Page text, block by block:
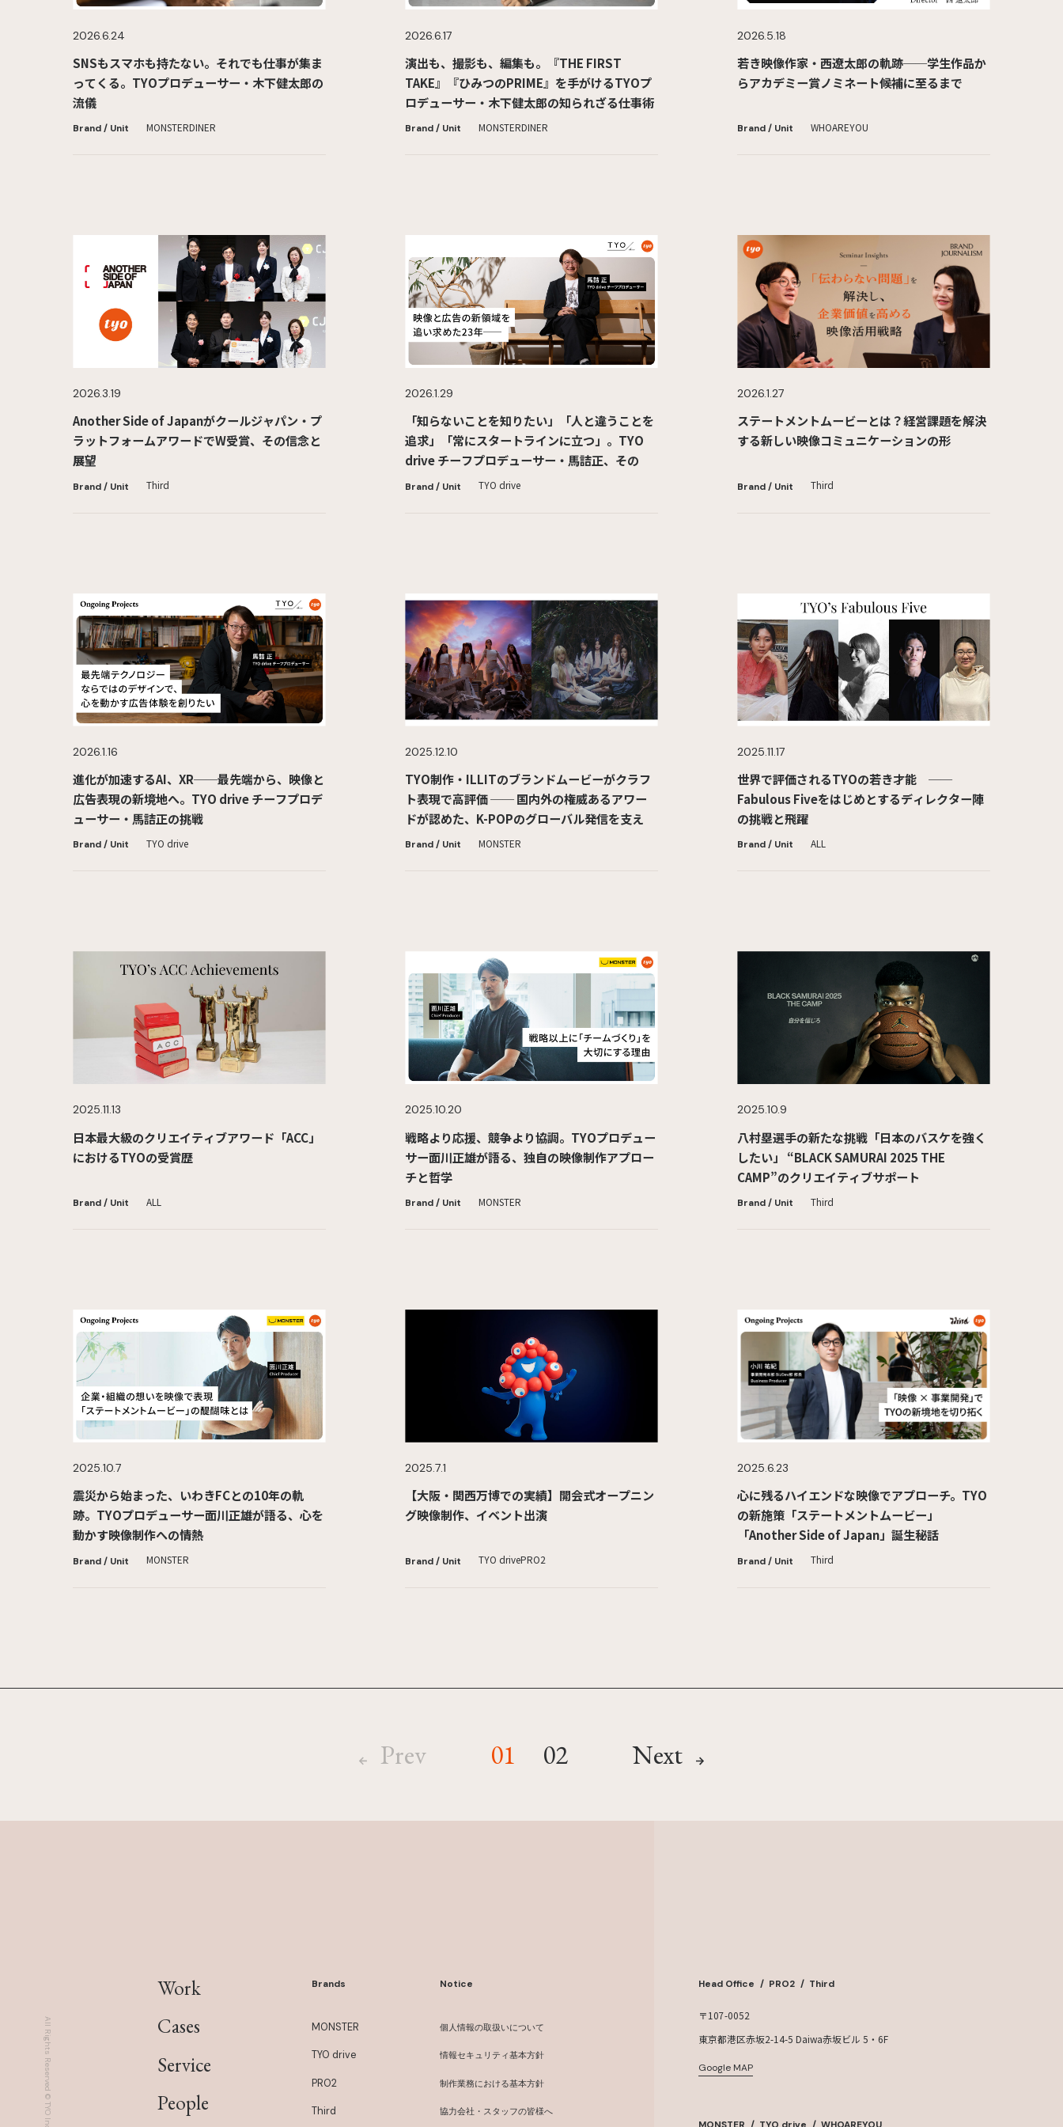
2026.6.24
SNSもスマホも持たない。それでも仕事が集ま
ってくる。TYOプロデューサー・木下健太郎の
流儀
Brand / Unit MONSTERDINER
2026.6.17
演出も、撮影も、編集も。『THE FIRST
TAKE』『ひみつのPRIME』を手がけるTYOプ
ロデューサー・木下健太郎の知られざる仕事術
Brand / Unit MONSTERDINER
2026.5.18
若き映像作家・西遼太郎の軌跡──学生作品か
らアカデミー賞ノミネート候補に至るまで
Brand / Unit WHOAREYOU
2026.3.19
Another Side of Japanがクールジャパン・プ
ラットフォームアワードでW受賞、その信念と
展望
Brand / Unit Third
2026.1.29
「知らないことを知りたい」「人と違うことを
追求」「常にスタートラインに立つ」。TYO
drive チーフプロデューサー・馬詰正、その哲
学
Brand / Unit TYO drive
2026.1.27
ステートメントムービーとは？経営課題を解決
する新しい映像コミュニケーションの形
Brand / Unit Third
2026.1.16
進化が加速するAI、XR──最先端から、映像と
広告表現の新境地へ。TYO drive チーフプロデ
ューサー・馬詰正の挑戦
Brand / Unit TYO drive
2025.12.10
TYO制作・ILLITのブランドムービーがクラフ
ト表現で高評価 ── 国内外の権威あるアワー
ドが認めた、K-POPのグローバル発信を支える
映像クリエイティブ
Brand / Unit MONSTER
2025.11.17
世界で評価されるTYOの若き才能 ──
Fabulous Fiveをはじめとするディレクター陣
の挑戦と飛躍
Brand / Unit ALL
2025.11.13
日本最大級のクリエイティブアワード「ACC」
におけるTYOの受賞歴
Brand / Unit ALL
2025.10.20
戦略より応援、競争より協調。TYOプロデュー
サー面川正雄が語る、独自の映像制作アプロー
チと哲学
Brand / Unit MONSTER
2025.10.9
八村塁選手の新たな挑戦「日本のバスケを強く
したい」 “BLACK SAMURAI 2025 THE
CAMP”のクリエイティブサポート
Brand / Unit Third
2025.10.7
震災から始まった、いわきFCとの10年の軌
跡。TYOプロデューサー面川正雄が語る、心を
動かす映像制作への情熱
Brand / Unit MONSTER
2025.7.1
【大阪・関西万博での実績】開会式オープニン
グ映像制作、イベント出演
Brand / Unit TYO drivePRO2
2025.6.23
心に残るハイエンドな映像でアプローチ。TYO
の新施策「ステートメントムービー」
「Another Side of Japan」誕生秘話
Brand / Unit Third
Prev 01 02 Next
Work
Cases
Service
People
Brands
MONSTER
TYO drive
PRO2
Third
Notice
個人情報の取扱いについて
情報セキュリティ基本方針
制作業務における基本方針
協力会社・スタッフの皆様へ
Head Office PRO2 Third
〒107-0052
東京都港区赤坂2-14-5 Daiwa赤坂ビル 5・6F
Google MAP
All Rights Reserved © TYO Inc.